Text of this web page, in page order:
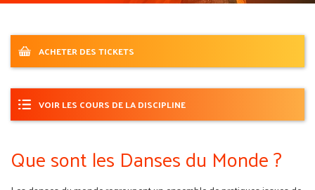
ACHETER DES TICKETS
VOIR LES COURS DE LA DISCIPLINE
Que sont les Danses du Monde ?